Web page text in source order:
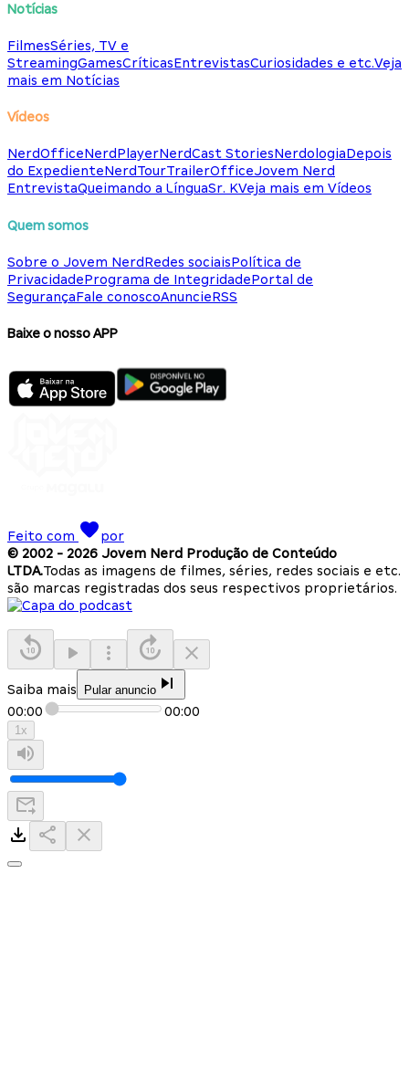
Notícias
FilmesSéries, TV e
StreamingGamesCríticasEntrevistasCuriosidades e etc.Veja
mais em Notícias
Vídeos
NerdOfficeNerdPlayerNerdCast StoriesNerdologiaDepois
do ExpedienteNerdTourTrailerOfficeJovem Nerd
EntrevistaQueimando a LínguaSr. KVeja mais em Vídeos
Quem somos
Sobre o Jovem NerdRedes sociaisPolítica de
PrivacidadePrograma de IntegridadePortal de
SegurançaFale conoscoAnuncieRSS
Baixe o nosso APP
Feito com
por
© 2002 - 2026 Jovem Nerd Produção de Conteúdo
LTDA.Todas as imagens de filmes, séries, redes sociais e etc.
são marcas registradas dos seus respectivos proprietários.
Saiba mais Pular anuncio
00:00 00:00
1x